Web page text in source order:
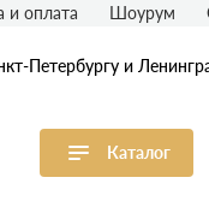
Петербургу и
Каталог
и оплата Шоурум